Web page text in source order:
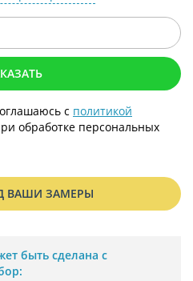
с политикой
обработке персональных
ВАШИ ЗАМЕРЫ
быть сделана с